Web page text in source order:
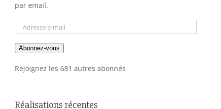
par email.
Adresse
mail
Abonnez-vous
Rejoignez les 681 autres abonnés
Réalisations récentes